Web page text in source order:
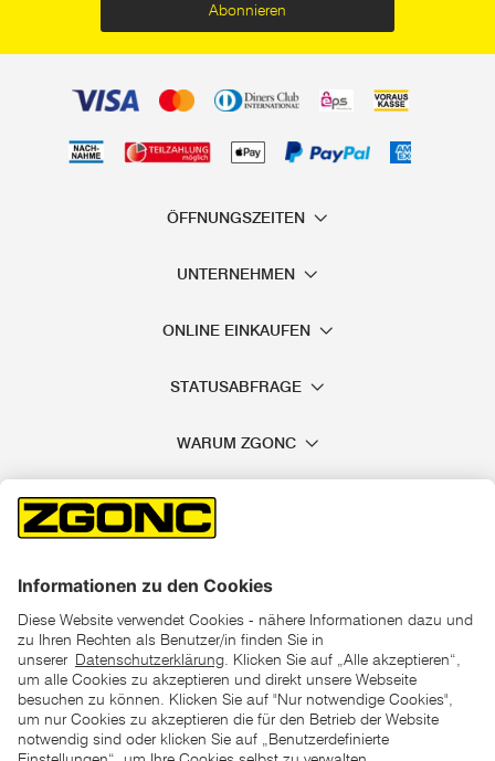
Abonnieren
ÖFFNUNGSZEITEN
UNTERNEHMEN
ONLINE EINKAUFEN
STATUSABFRAGE
WARUM ZGONC
*der "statt"-Preis ist der niedrigste von uns in den letzten 30
Tagen vor Beginn dieser Aktion verlangte Preis
unter den UVP Preisen auf dieser Website sind die